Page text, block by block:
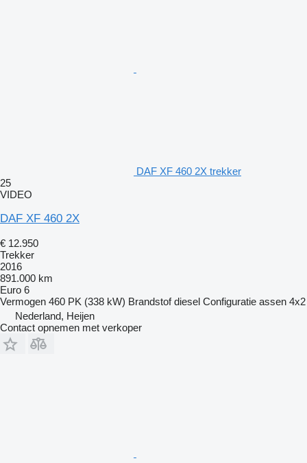
DAF XF 460 2X trekker
25
VIDEO
DAF XF 460 2X
€ 12.950
Trekker
2016
891.000 km
Euro 6
Vermogen 460 PK (338 kW) Brandstof diesel Configuratie assen 4x2
Nederland, Heijen
Contact opnemen met verkoper